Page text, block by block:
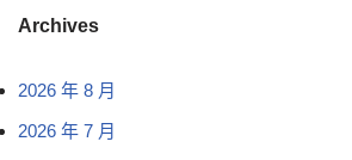
Archives
2026 年 8 月
2026 年 7 月